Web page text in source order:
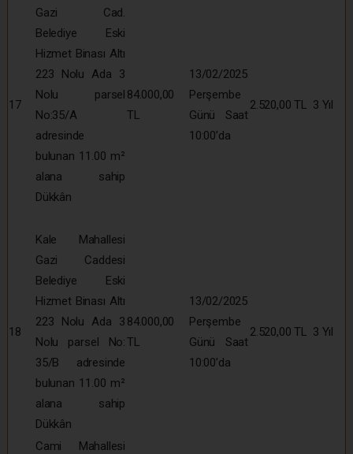
17
Gazi Cad.
Belediye Eski
Hizmet Binası Altı
223 Nolu Ada 3
Nolu parsel
No:35/A
adresinde
bulunan 11.00 m²
alana sahip
Dükkân
84.000,00
TL
13/02/2025
Perşembe
Günü Saat
10:00’da
2.520,00 TL 3 Yıl
18
Kale Mahallesi
Gazi Caddesi
Belediye Eski
Hizmet Binası Altı
223 Nolu Ada 3
Nolu parsel No:
35/B adresinde
bulunan 11.00 m²
alana sahip
Dükkân
84.000,00
TL
13/02/2025
Perşembe
Günü Saat
10:00’da
2.520,00 TL 3 Yıl
Cami Mahallesi